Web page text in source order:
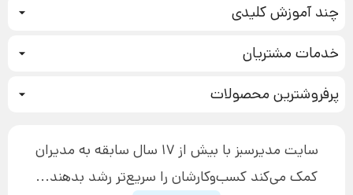
چند آموزش کلیدی
بازاریابی عصبی
تبلیغ نویسی
افزایش عملکرد
چگونه کتاب بنویسیم
دوره اینستاگرام
خدمات مشتریان
آموزش دسترسی به دانلود فایل‌ها
پیگیری سفارش
پشتیبانی
پرفروشترین محصولاتدوره جدید سیستم سازی
سایت مدیرسبز با بیش از 17 سال سابقه به مدیران
کمک می‌کند کسب‌و‌کارشان را سریع‌تر رشد بدهند...